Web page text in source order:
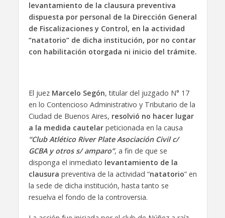
levantamiento de la clausura preventiva
dispuesta por personal de la Dirección General
de Fiscalizaciones y Control, en la actividad
“natatorio” de dicha institución, por no contar
con habilitación otorgada ni inicio del trámite.
El juez Marcelo Segón, titular del juzgado N° 17
en lo Contencioso Administrativo y Tributario de la
Ciudad de Buenos Aires, resolvió no hacer lugar
a la medida cautelar peticionada en la causa
“Club Atlético River Plate Asociación Civil c/
GCBA y otros s/ amparo”, a fin de que se
disponga el inmediato levantamiento de la
clausura preventiva de la actividad “natatorio” en
la sede de dicha institución, hasta tanto se
resuelva el fondo de la controversia.